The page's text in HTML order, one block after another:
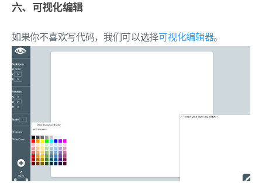
六、可视化编辑
如果你不喜欢写代码，我们可以选择可视化编辑器。